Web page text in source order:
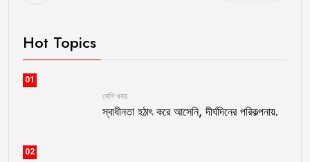
Hot Topics
01
দেশি খবর
স্বাধীনতা হঠাৎ করে আসেনি, দীর্ঘদিনের পরিকল্পনায়.
02